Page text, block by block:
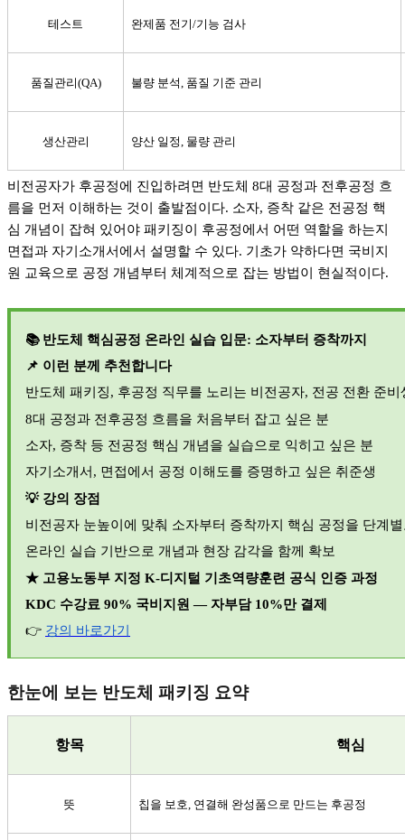
테스트 완제품 전기/기능 검사
품질관리(QA) 불량 분석 품질 기준 관리
생산관리 양산 일정 물량 관리
비전공자가 후공정에 진입하려면 반도체 8대 공정과 전후공정 흐
름을 먼저 이해하는 것이 출발점이다. 소자, 증착 같은 전공정 핵
심 개념이 잡혀 있어야 패키징이 후공정에서 어떤 역할을 하는지
면접과 자기소개서에서 설명할 수 있다. 기초가 약하다면 국비지
원 교육으로 공정 개념부터 체계적으로 잡는 방법이 현실적이다.
📚 반도체 핵심공정 온라인 실습 입문: 소자부터 증착까지
📌 이런 분께 추천합니다
반도체 패키징, 후공정 직무를 노리는 비전공자, 전공 전환 준비
8대 공정과 전후공정 흐름을 처음부터 잡고 싶은 분
소자, 증착 등 전공정 핵심 개념을 실습으로 익히고 싶은 분
자기소개서 , 면접에서 공정 이해도를 증명하고 싶은 취준생
💡 강의 장점
비전공자 눈높이에 맞춰 소자부터 증착까지 핵심 공정을 단계
온라인 실습 기반으로 개념과 현장 감각을 함께 확보
★ 고용노동부 지정 K-디지털 기초역량훈련 공식 인증 과정
KDC 수강료 90% 국비지원 —자부담10%만 결제
👉 강의 바로가기
한눈에 보는 반도체 패키징 요약
항목 핵심
뜻 칩을 보호, 연결해 완성품으로 만드는 후공정